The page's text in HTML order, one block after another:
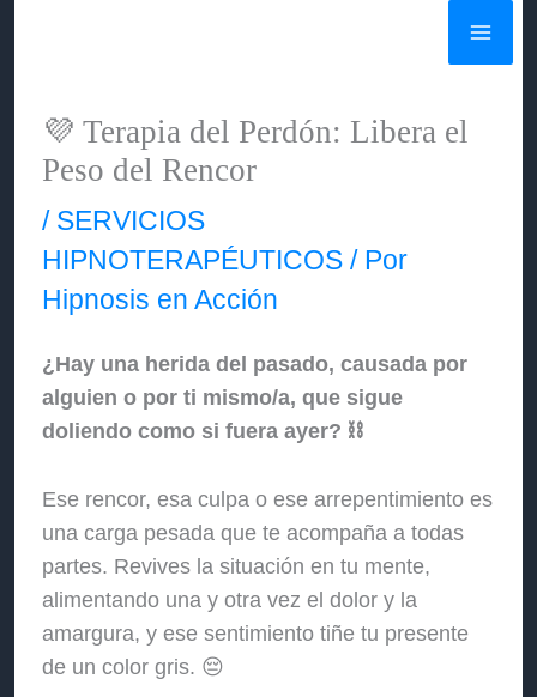
💜 Terapia del Perdón: Libera el
Peso del Rencor
/ SERVICIOS
HIPNOTERAPÉUTICOS / Por
Hipnosis en Acción
¿Hay una herida del pasado, causada por
alguien o por ti mismo/a, que sigue
doliendo como si fuera ayer? ⛓️
Ese rencor, esa culpa o ese arrepentimiento es
una carga pesada que te acompaña a todas
partes. Revives la situación en tu mente,
alimentando una y otra vez el dolor y la
amargura, y ese sentimiento tiñe tu presente
de un color gris. 😔